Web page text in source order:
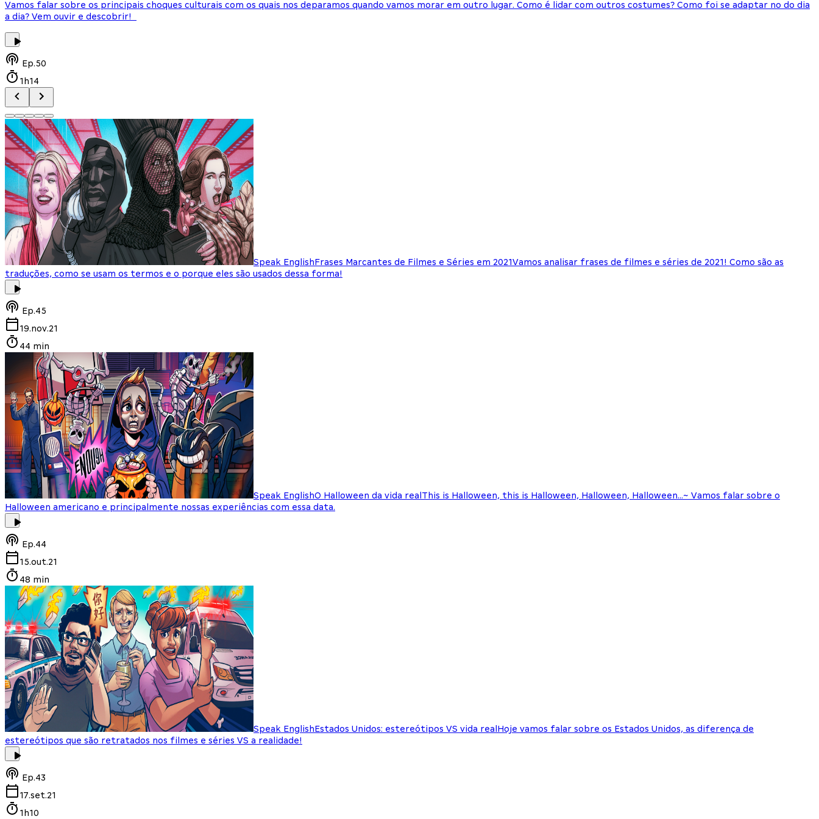
Vamos falar sobre os principais choques culturais com os quais nos deparamos quando vamos morar em outro lugar. Como é lidar com outros costumes? Como foi se adaptar no do dia
a dia? Vem ouvir e descobrir!
Ep.50
1h14
Speak EnglishFrases Marcantes de Filmes e Séries em 2021Vamos analisar frases de filmes e séries de 2021! Como são as
traduções, como se usam os termos e o porque eles são usados dessa forma!
Ep.45
19.nov.21
44 min
Speak EnglishO Halloween da vida real This is Halloween, this is Halloween, Halloween, Halloween...~ Vamos falar sobre o
Halloween americano e principalmente nossas experiências com essa data.
Ep.44
15.out.21
48 min
Speak EnglishEstados Unidos: estereótipos VS vida real Hoje vamos falar sobre os Estados Unidos, as diferença de
estereótipos que são retratados nos filmes e séries VS a realidade!
Ep.43
17.set.21
1h10